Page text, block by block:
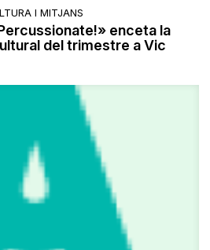
I MITJANS
enceta la
del trimestre a Vic